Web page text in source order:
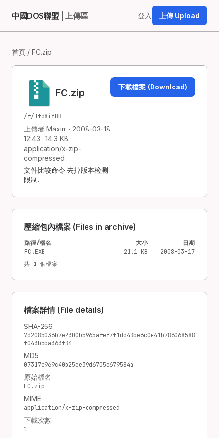
中國DOS聯盟 | 上傳區 登入 上傳 Upload
首頁 / FC.zip
FC.zip
/f/Tfd8iYBB
上傳者 Maxim · 2008-03-18
12:43 · 14.3 KB ·
application/x-zip-
compressed
文件比较命令,去掉版本检测
限制.
下載檔案 (Download)
壓縮包內檔案 (Files in archive)
路徑/檔名 大小
日期
FC.EXE
21.1 KB
2008-03-17
共 1 個檔案
檔案詳情 (File details)
SHA-256
7d2085036b7e2300b5965afef7f1dd48be6c0e41b786068588
f043b5ba363f84
MD5
07317e969c40b25ee39d6705e679584a
原始檔名
FC.zip
MIME
application/x-zip-compressed
下載次數
1